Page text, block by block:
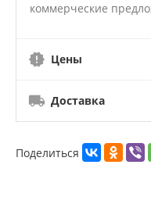
коммерческие
Цены
Доставка
Поделиться